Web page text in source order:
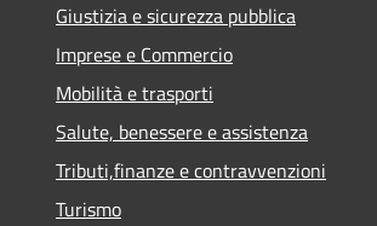
Giustizia e sicurezza pubblica
Imprese e Commercio
Mobilità e trasporti
Salute, benessere e assistenza
Tributi,finanze e contravvenzioni
Turismo